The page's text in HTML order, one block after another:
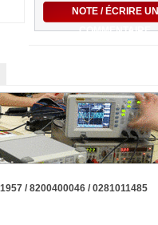
NOTE / ÉCRIRE UN
COMMENTAIRE
/ 8200400046 / 0281011485